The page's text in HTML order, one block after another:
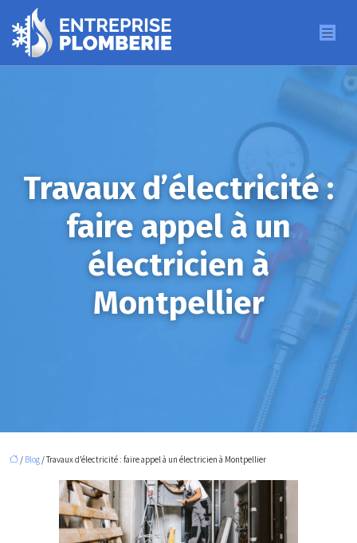
Travaux d’électricité :
faire appel à un
électricien à
Montpellier
/ Blog / Travaux d’électricité : faire appel à un électricien à Montpellier